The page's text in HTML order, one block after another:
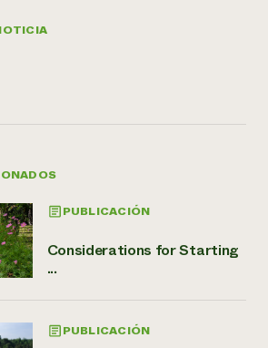
PUBLICACIÓN
Considerations for Starting
...
PUBLICACIÓN